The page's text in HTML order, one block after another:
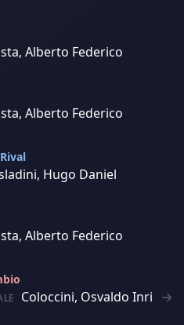
Alberto Federico
Alberto Federico
Hugo Daniel
Alberto Federico
Coloccini, Osvaldo Inri